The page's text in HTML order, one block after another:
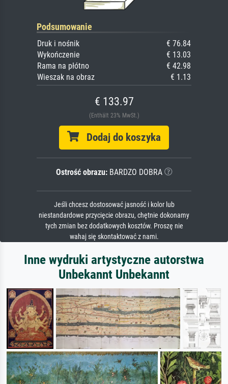
Podsumowanie
Druk i nośnik
€ 76.84
Wykończenie
€ 13.03
Rama na płótno
€ 42.98
Wieszak na obraz
€ 1.13
€ 133.97
(Enthält 23% MwSt.)
Dodaj do koszyka
Ostrość obrazu:BARDZO DOBRA
Jeśli chcesz dostosować jasność i kolor lub
niestandardowe przycięcie obrazu, chętnie dokonamy
tych zmian bez dodatkowych kosztów. Proszę nie
wahaj się skontaktować z nami.
Inne wydruki artystyczne autorstwa
Unbekannt Unbekannt